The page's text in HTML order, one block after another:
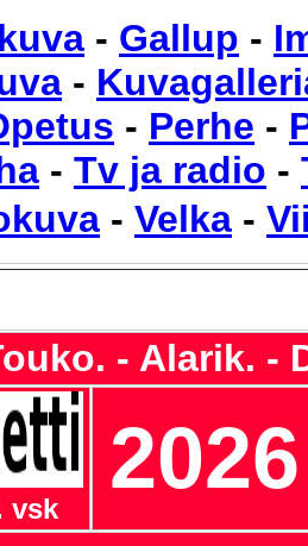
- Gallup -
-
- Perhe -
- Tv ja radio -
- Velka -
- Alarik. -
vsk
2026